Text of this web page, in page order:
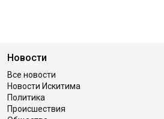
Новости
Все новости
Новости Искитима
Политика
Происшествия